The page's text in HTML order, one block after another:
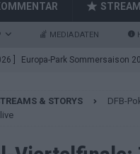
MEDIADATEN
] Europa-Park Sommersaison
] Bulgarien hat gewonnen –
& STORYS
DFB-